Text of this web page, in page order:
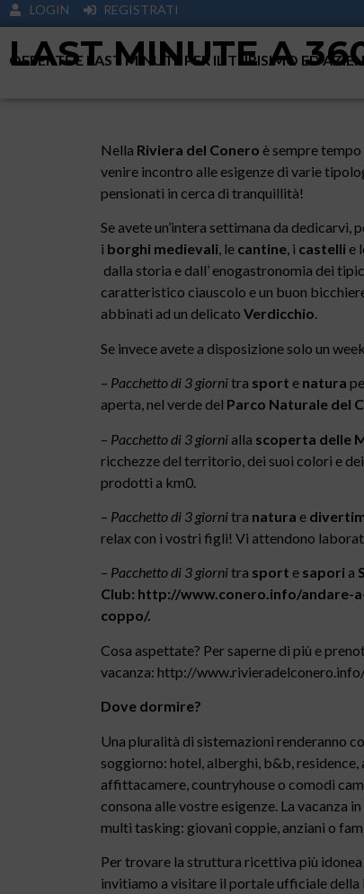
LOGIN REGISTRATI
LAST MINUTE A
OFFERTE E LAST MINUTE PER IL TURISIMO ED
Nella Riviera del Conero è sempre
venire incontro alle esigenze di varie
pensionati in cerca di tranquillità!
Se avete un’intera settimana da dedicarvi,
i borghi medievali, le cantine, i castelli e
dalla storia e dall’ enogastronomia dei
caratteristico ciauscolo e un buon
abbinati ad un delicato Verdicchio.
Se invece avete a disposizione solo un
– Pacchetto di 3 giornitra sport e natura
aperta, nel verde del Parco Naturale del
– Pacchetto di 3 giorni alla scoperta delle
ricchezze del territorio, dei suoi colori e
prodotti a km0.
– Pacchetto di 3 giornitra natura e
relax con i vostri figli! Vi attendono
– Pacchetto di 3 giornitra sport e sapori a
Club: http://www.conero.info/andare-
coppo/.
Cosa aspettate? Per saperne di più e
vacanza: http://
Dove dormire?
Una pluralità di sistemazioni renderanno
soggiorno: hotel, alberghi, b&b, residence,
affittacamere, countryhouse o comodi
consona alle vostre esigenze. La vacanza
multi tasking: giovani coppie, anziani o
Per trovare la struttura ricettiva più
invitiamo a visitare il portale ufficiale